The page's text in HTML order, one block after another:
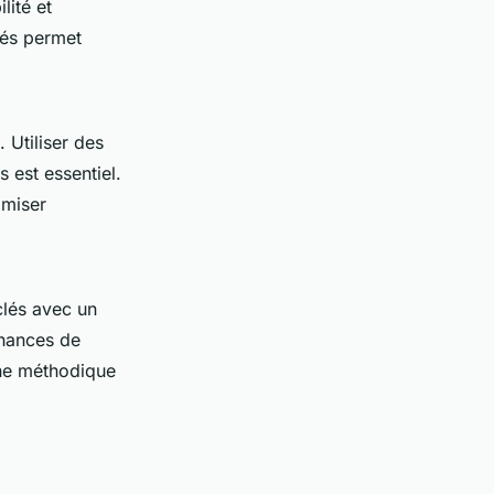
et
permet
Utiliser des
est essentiel.
avec un
de
méthodique